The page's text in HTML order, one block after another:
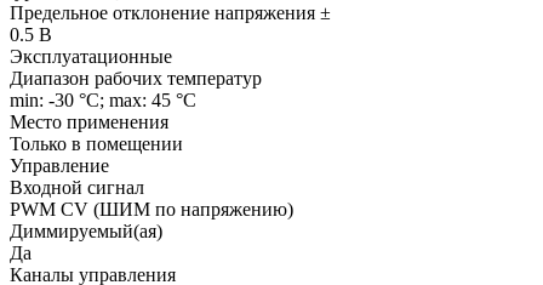
Предельное отклонение напряжения ±
0.5 В
Эксплуатационные
Диапазон рабочих температур
min: -30 °C; max: 45 °C
Место применения
Только в помещении
Управление
Входной сигнал
PWM СV (ШИМ по напряжению)
Диммируемый(ая)
Да
Каналы управления